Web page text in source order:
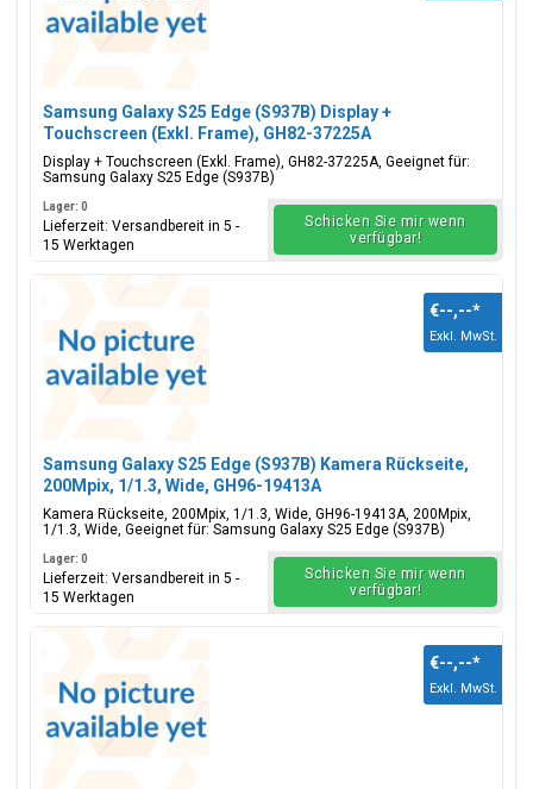
Samsung Galaxy S25 Edge (S937B) Display +
Touchscreen (Exkl. Frame), GH82-37225A
Display + Touchscreen (Exkl. Frame), GH82-37225A, Geeignet für:
Samsung Galaxy S25 Edge (S937B)
Lager: 0
Lieferzeit: Versandbereit in 5 -
15 Werktagen
Schicken Sie mir wenn
verfügbar!
Samsung Galaxy S25 Edge (S937B) Kamera Rückseite,
200Mpix, 1/1.3, Wide, GH96-19413A
Kamera Rückseite, 200Mpix, 1/1.3, Wide, GH96-19413A, 200Mpix,
1/1.3, Wide, Geeignet für: Samsung Galaxy S25 Edge (S937B)
€--,--*
Exkl. MwSt.
Lager: 0
Lieferzeit: Versandbereit in 5 -
15 Werktagen
Schicken Sie mir wenn
verfügbar!
€--,--*
Exkl. MwSt.